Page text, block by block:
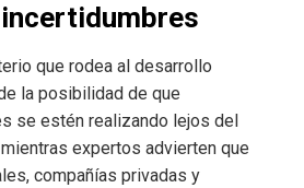
que rodea al desarrollo
la posibilidad de que
se estén realizando lejos del
expertos advierten que
compañías privadas y